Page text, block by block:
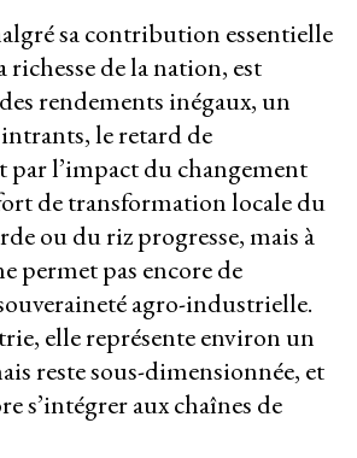
sa contribution essentielle
de la nation, est
rendements inégaux, un
le retard de
par l’impact du changement
de transformation locale du
ou du riz progresse, mais à
permet pas encore de
agro-industrielle.
elle représente environ un
reste sous-dimensionnée, et
s’intégrer aux chaînes de